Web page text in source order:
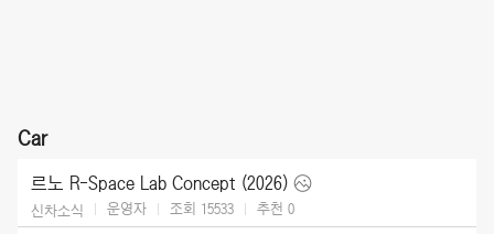
Car
르노 R-Space Lab Concept (2026)
신차소식 운영자 조회 15533 추천 0